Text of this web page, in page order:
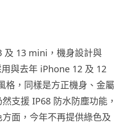
及 13 mini，機身設計與
與去年 iPhone 12 及 12
格，同樣是方正機身、金屬
支援 IP68 防水防塵功能，
面，今年不再提供綠色及